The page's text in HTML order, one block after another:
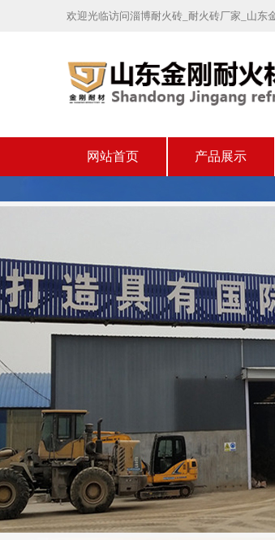
欢迎光临访问淄博耐火砖_耐火砖厂家_山东
网站首页 产品展示